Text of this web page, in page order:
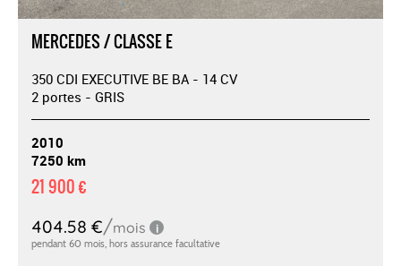
MERCEDES / CLASSE E
350 CDI EXECUTIVE BE BA - 14 CV
2 portes - GRIS
2010
7250 km
21 900 €